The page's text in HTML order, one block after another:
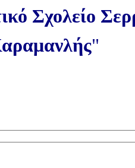
Σχολείο
"